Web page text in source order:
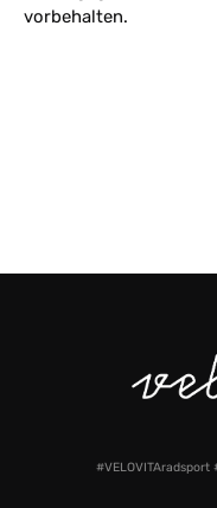
vorbehalten.
#VELOVITAradsport